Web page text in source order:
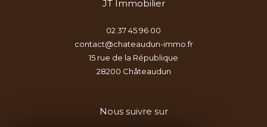
JT Immobilier
02 37 45 96 00
contact@chateaudun-immo.fr
15 rue de la République
28200
châteaudun
Nous suivre sur